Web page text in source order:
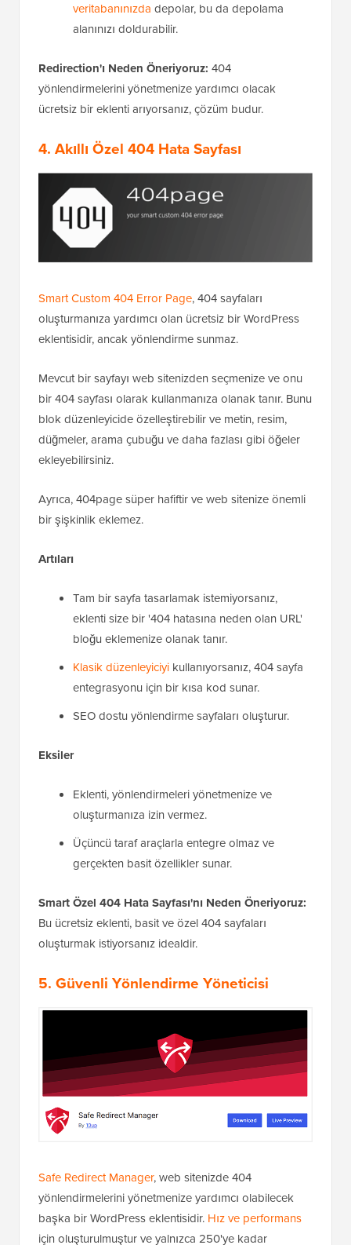
veritabanınızda depolar, bu da depolama
alanınızı doldurabilir.
Redirection'ı Neden Öneriyoruz: 404
yönlendirmelerini yönetmenize yardımcı olacak
ücretsiz bir eklenti arıyorsanız, çözüm budur.
4. Akıllı Özel 404 Hata Sayfası
Smart Custom 404 Error Page, 404 sayfaları
oluşturmanıza yardımcı olan ücretsiz bir WordPress
eklentisidir, ancak yönlendirme sunmaz.
Mevcut bir sayfayı web sitenizden seçmenize ve onu
bir 404 sayfası olarak kullanmanıza olanak tanır. Bunu
blok düzenleyicide özelleştirebilir ve metin, resim,
düğmeler, arama çubuğu ve daha fazlası gibi öğeler
ekleyebilirsiniz.
Ayrıca, 404page süper hafiftir ve web sitenize önemli
bir şişkinlik eklemez.
Artıları
Tam bir sayfa tasarlamak istemiyorsanız,
eklenti size bir '404 hatasına neden olan URL'
bloğu eklemenize olanak tanır.
Klasik düzenleyiciyi kullanıyorsanız, 404 sayfa
entegrasyonu için bir kısa kod sunar.
SEO dostu yönlendirme sayfaları oluşturur.
Eksiler
Eklenti, yönlendirmeleri yönetmenize ve
oluşturmanıza izin vermez.
Üçüncü taraf araçlarla entegre olmaz ve
gerçekten basit özellikler sunar.
Smart Özel 404 Hata Sayfası'nı Neden Öneriyoruz:
Bu ücretsiz eklenti, basit ve özel 404 sayfaları
oluşturmak istiyorsanız idealdir.
5. Güvenli Yönlendirme Yöneticisi
Safe Redirect Manager, web sitenizde 404
yönlendirmelerini yönetmenize yardımcı olabilecek
başka bir WordPress eklentisidir. Hız ve performans
için oluşturulmuştur ve yalnızca 250'ye kadar